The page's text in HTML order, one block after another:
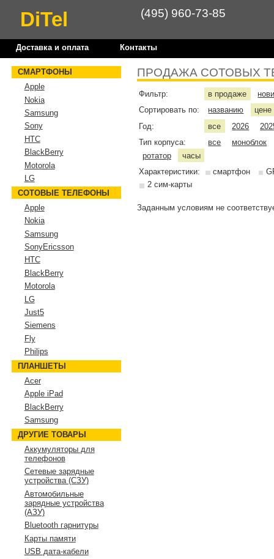
DiTel (495) 960-73-85
Доставка и оплата Контакты
ПРОДАЖА СОТОВЫХ
Фильтр: в продаже
Сортировать по:
названию
цене
Год:
все 2026
Тип корпуса:
все
моноблок
ротатор
часы
Характеристики:
смартфон
2 сим-карты
Заданным условиям не
СМАРТФОНЫ
Apple
Nokia
Samsung
Sony
HTC
BlackBerry
Motorola
LG
СОТОВЫЕ ТЕЛЕФОНЫ
Apple
Nokia
Samsung
SonyEricsson
HTC
BlackBerry
Motorola
LG
Just5
Siemens
Fly
Philips
ПЛАНШЕТЫ
Acer
Apple iPad
BlackBerry
Samsung
ДРУГИЕ ТОВАРЫ
Аккумуляторы для
телефонов
Сетевые зарядные
устройства (СЗУ)
Автомобильные
зарядные устройства
(АЗУ)
Bluetooth гарнитуры
Карты памяти
USB дата-кабели